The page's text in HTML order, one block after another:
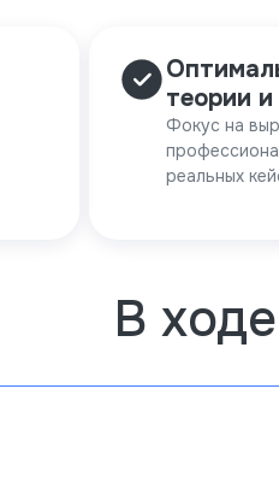
теории
Фокус на
реальных
В